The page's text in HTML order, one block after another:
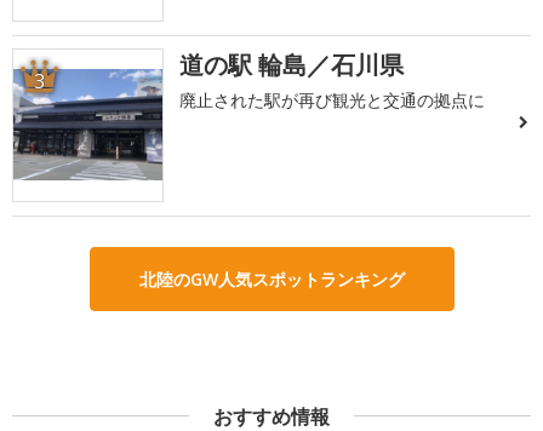
3 道の駅 輪島／石川県
廃止された駅が再び観光と交通の拠点に
北陸のGW人気スポットランキング
おすすめ情報